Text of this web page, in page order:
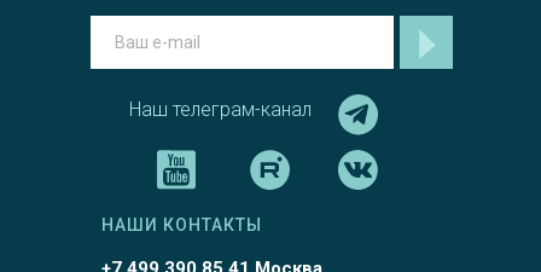
Наш телеграм-канал
НАШИ КОНТАКТЫ